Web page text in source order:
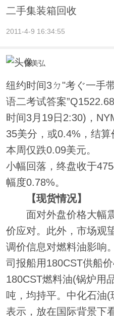
二手集装箱回收
2011-4-9 16:34:55
张美弘
纽约时间3ㄉ"考ぐ一手
语二考试答案
时间3月19日2:30)，
35美分，或0.4%，结算
本周仅跌0.09美元。
小幅回落，终盘收于
幅度0.78%。
【现货情况】
面对外盘价格大幅震
价应对。此外，市场观
调价信息对燃料油影响
司报船用180CST供船
180CST燃料油(锅炉用
吨，均持平。中化石油
表示，放在国际背景下